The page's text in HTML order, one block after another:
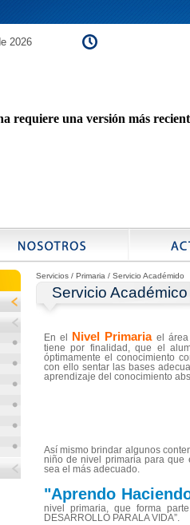
2026
requiere una versión más
Servicios/ Primaria / Servicio Académido
Servicio Académico
En el Nivel Primariael área
tiene por finalidad, que el
óptimamente el conocimiento
con ello sentar las bases
aprendizaje del conocimiento
Así mismo brindar algunos
niño de nivel primaria para que
sea el más adecuado.
"Aprendo
nivel primaria, que forma
DESARROLLO PARALA VIDA”.